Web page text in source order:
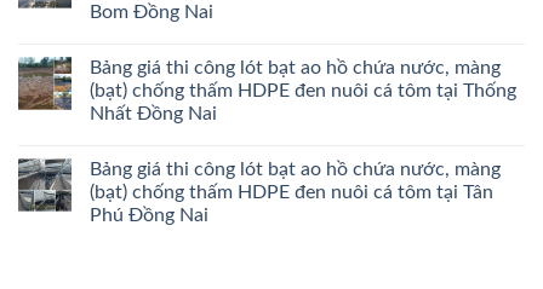
Bom Đồng Nai
Bảng giá thi công lót bạt ao hồ chứa nước, màng
(bạt) chống thấm HDPE đen nuôi cá tôm tại Thống
Nhất Đồng Nai
Bảng giá thi công lót bạt ao hồ chứa nước, màng
(bạt) chống thấm HDPE đen nuôi cá tôm tại Tân
Phú Đồng Nai